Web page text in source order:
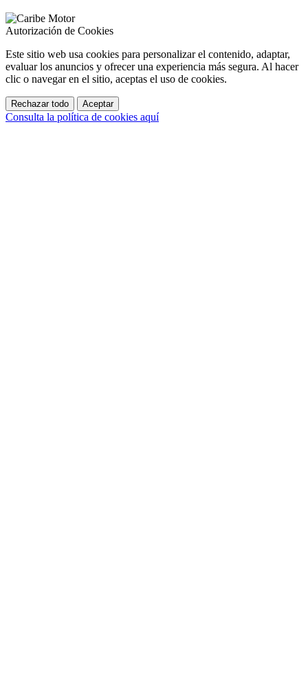
Autorización de Cookies
Este sitio web usa cookies para personalizar el contenido, adaptar,
evaluar los anuncios y ofrecer una experiencia más segura. Al hacer
clic o navegar en el sitio, aceptas el uso de cookies.
Rechazar todo Aceptar
Consulta la política de cookies aquí